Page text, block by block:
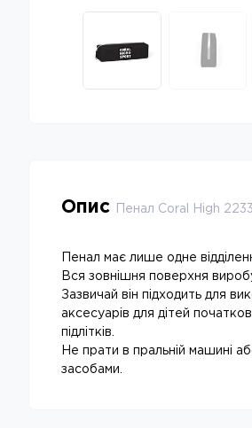
Опис Пенал Coral High
Пенал має лише одне
Вся зовнішня поверхня
Зазвичай він підходить для
аксесуарів для дітей
підлітків.
Не прати в пральній машині
засобами.